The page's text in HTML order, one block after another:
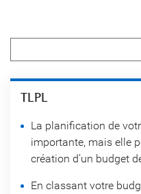
TLPL
La planification de
importante, mais elle
création d’un budget
En classant votre